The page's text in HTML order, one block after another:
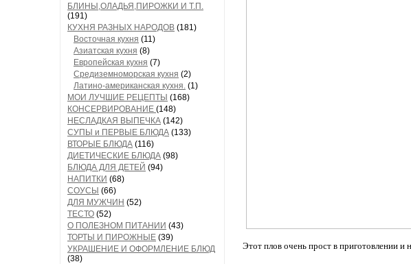
БЛИНЫ,ОЛАДЬЯ,ПИРОЖКИ И Т.П.
(191)
КУХНЯ РАЗНЫХ НАРОДОВ (181)
Восточная кухня (11)
Азиатская кухня (8)
Европейская кухня (7)
Средиземноморская кухня (2)
Латино-американская кухня. (1)
МОИ ЛУЧШИЕ РЕЦЕПТЫ (168)
КОНСЕРВИРОВАНИЕ (148)
НЕСЛАДКАЯ ВЫПЕЧКА (142)
СУПЫ и ПЕРВЫЕ БЛЮДА (133)
ВТОРЫЕ БЛЮДА (116)
ДИЕТИЧЕСКИЕ БЛЮДА (98)
БЛЮДА ДЛЯ ДЕТЕЙ (94)
НАПИТКИ (68)
СОУСЫ (66)
ДЛЯ МУЖЧИН (52)
ТЕСТО (52)
О ПОЛЕЗНОМ ПИТАНИИ (43)
ТОРТЫ И ПИРОЖНЫЕ (39)
УКРАШЕНИЕ И ОФОРМЛЕНИЕ БЛЮД
(38)
Этот плов очень прост в приготовлении и